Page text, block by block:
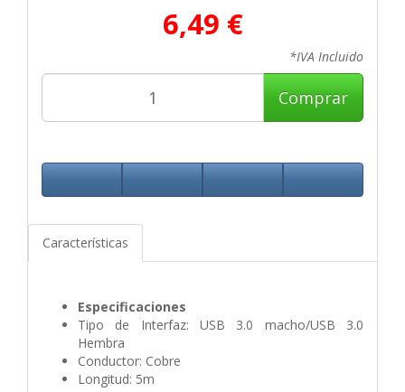
6,49 €
*IVA Incluido
Comprar
Características
Especificaciones
Tipo de Interfaz: USB 3.0 macho/USB 3.0
Hembra
Conductor: Cobre
Longitud: 5m